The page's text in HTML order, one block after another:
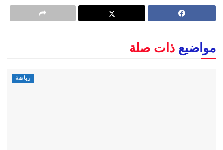
مواضيع ذات صلة
رياضة